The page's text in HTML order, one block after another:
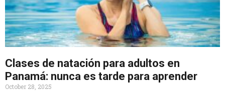
Clases de natación para adultos en
Panamá: nunca es tarde para aprender
October 28, 2025